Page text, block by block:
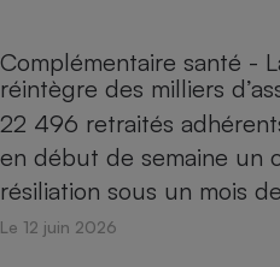
Complémentaire santé -
réintègre des milliers
22 496 retraités
en début de semaine un
résiliation sous un mois
Le 12 juin 2026